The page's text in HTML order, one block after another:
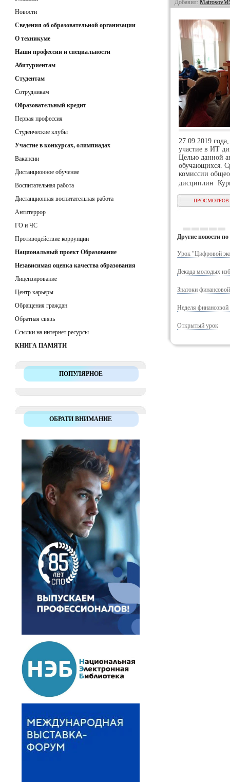
Новости
Сведения об образовательной организации
О техникуме
Наши профессии и специальности
Абитуриентам
Студентам
Сотрудникам
Образовательный кредит
Первая профессия
Студенческие клубы
Участие в конкурсах, олимпиадах
Вакансии
Дистанционное обучение
Воспитательная работа
Дистанционная воспитательная работа
Антитеррор
ГО и ЧС
Противодействие коррупции
Национальный проект Образование
Независимая оценка качества образования
Лицензирование
Центр карьеры
Обращения граждан
Обратная связь
Ссылки на интернет ресурсы
КНИГА ПАМЯТИ
ПОПУЛЯРНОЕ
ОБРАТИ ВНИМАНИЕ
Добавил:
27.09.2019
участие в ИТ
Целью данной
обучающихся.
комиссии
дисциплин
ПРОСМОТРОВ
Другие новости по
Урок "Цифровой
Декада молодых
Знатоки
Неделя финансовой
Открытый урок